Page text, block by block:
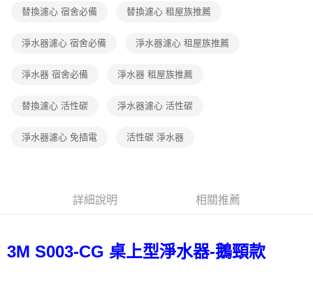
２．便利：只要手機號碼，簡訊認證，即可結帳。
３．安心：先確認商品／服務後，再付款。
【「AFTEE先享後付」結帳流程】
結帳頁面，進行簡訊認證並確認金額後，即可完成結帳。
２．訂單成立數日內，您將收到繳費通知簡訊。
ATM／網路銀行／等多元方式進行付款，方視為交易完成。
購買商品的店家。未經商家同意取消之訂單仍視為有效，需透過AFTEE先享
後付繳納相關費用。
權轉讓予恩沛科技股份有限公司。
２．關於個人資料處理事宜，請瀏覽以下網址：
每筆NT$70，滿NT$599(含以上)免運費
替換濾心 宿舍必備 替換濾心 租屋族推薦
淨水器濾心 宿舍必備 淨水器濾心 租屋族推薦
淨水器 宿舍必備 淨水器 租屋族推薦
替換濾心 活性碳 淨水器濾心 活性碳
淨水器濾心 免插電 活性碳 淨水器
詳細說明 相關推薦
3M S003-CG 桌上型淨水器-鵝頸款